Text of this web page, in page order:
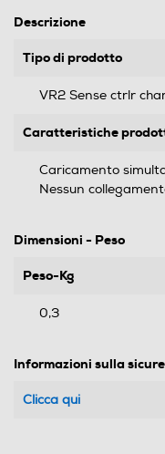
Descrizione
Tipo di prodotto
VR2 Sense ctrlr
Caratteristiche
Caricamento
Nessun
Dimensioni - Peso
Peso-Kg
0,3
Informazioni sulla
Clicca qui